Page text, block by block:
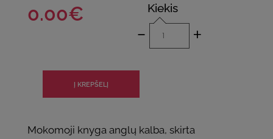
0.00€ Kiekis
- +
Mokomoji knyga anglų kalba, skirta